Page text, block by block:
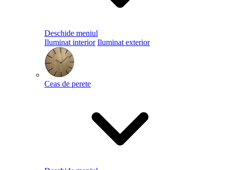
Deschide meniul
Iluminat interior Iluminat exterior
Ceas de perete